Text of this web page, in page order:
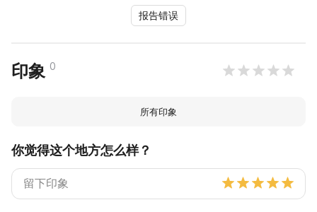
报告错误
印象 0
所有印象
你觉得这个地方怎么样？